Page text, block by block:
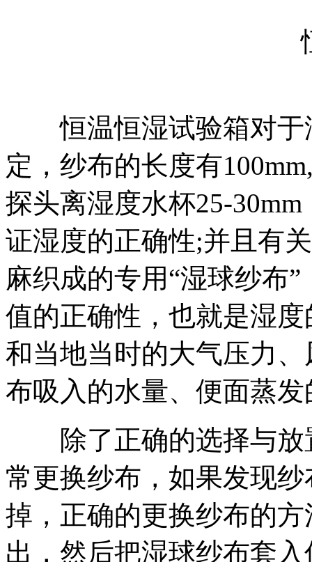
恒温恒湿试验箱对于
定，纱布的长度有
探头离湿度水杯25-
证湿度的正确性;并且有
麻织成的专用“湿球纱布
值的正确性，也就是湿
和当地当时的大气压力
布吸入的水量、便面蒸
除了正确的选择与放
常更换纱布，如果发现
掉，正确的更换纱布的
出，然后把湿球纱布套